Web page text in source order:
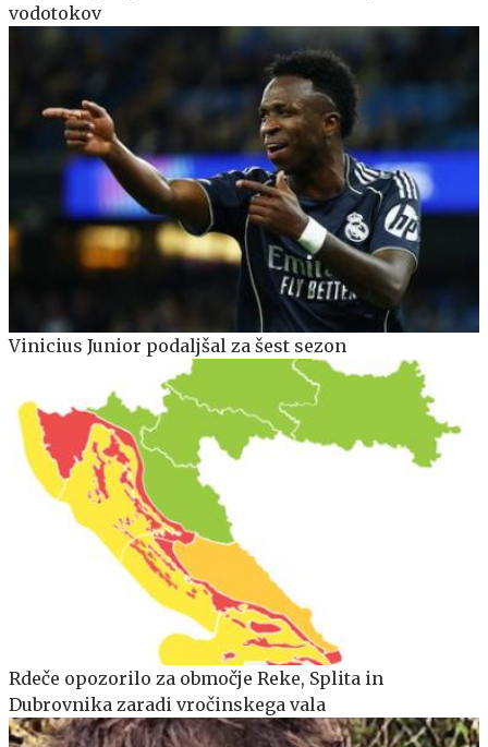
vodotokov
Vinicius Junior podaljšal za šest sezon
Rdeče opozorilo za območje Reke, Splita in
Dubrovnika zaradi vročinskega vala